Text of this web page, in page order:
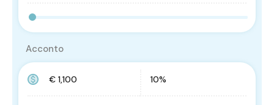
Acconto